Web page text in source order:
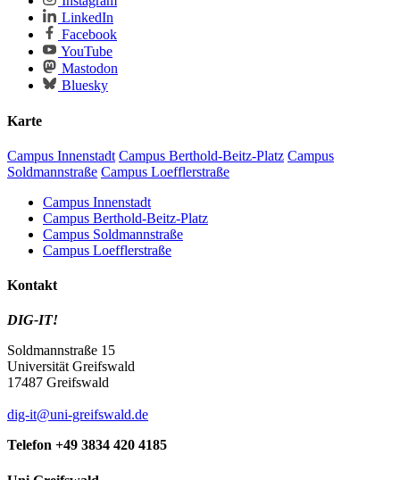
LinkedIn
Facebook
YouTube
Mastodon
Bluesky
Karte
Campus Innenstadt Campus Berthold-Beitz-Platz Campus
Soldmannstraße Campus Loefflerstraße
Campus Innenstadt
Campus Berthold-Beitz-Platz
Campus Soldmannstraße
Campus Loefflerstraße
Kontakt
DIG-IT!
Soldmannstraße 15
Universität Greifswald
17487 Greifswald
dig-it@uni-greifswald.de
Telefon +49 3834 420 4185